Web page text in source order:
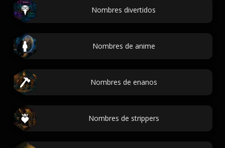
Nombres divertidos
Nombres de anime
Nombres de enanos
Nombres de strippers